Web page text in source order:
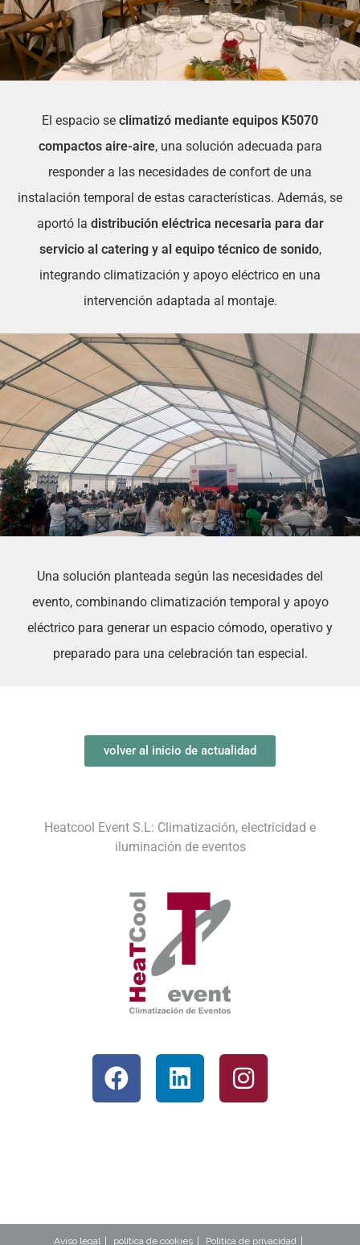
El espacio se climatizó mediante equipos K5070
compactos aire-aire, una solución adecuada para
responder a las necesidades de confort de una
instalación temporal de estas características. Además, se
aportó la distribución eléctrica necesaria para dar
servicio al catering y al equipo técnico de sonido,
integrando climatización y apoyo eléctrico en una
intervención adaptada al montaje.
Una solución planteada según las necesidades del
evento, combinando climatización temporal y apoyo
eléctrico para generar un espacio cómodo, operativo y
preparado para una celebración tan especial.
volver al inicio de actualidad
Heatcool Event S.L: Climatización, electricidad e
iluminación de eventos
Aviso legal política de cookies Politica de privacidad